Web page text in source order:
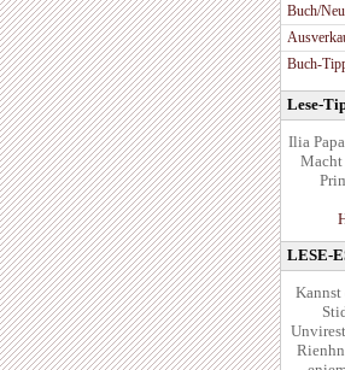
Buch/Neu
Buch-
Lese-
Ilia
Macht
LESE-
Kannst